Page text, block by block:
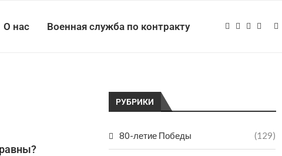
О нас Военная служба по контракту
РУБРИКИ
80-летие Победы (129)